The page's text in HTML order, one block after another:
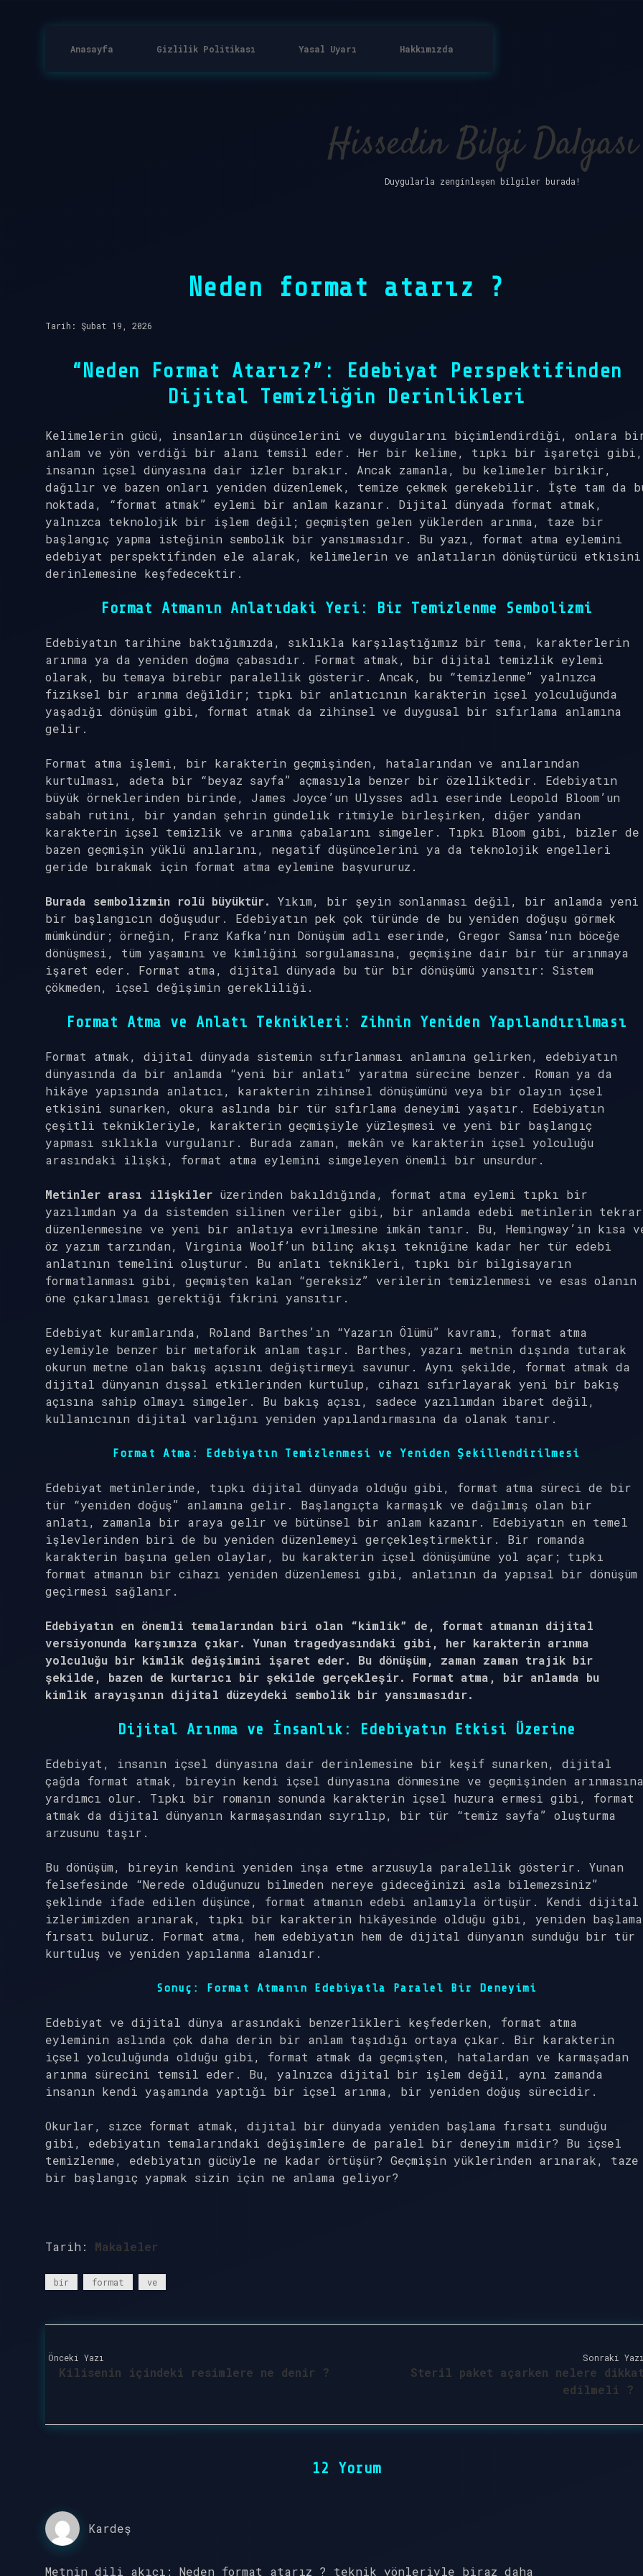
Anasayfa Gizlilik Politikası Yasal Uyarı Hakkımızda
Hissedin Bilgi Dalgası
Duygularla zenginleşen bilgiler burada!
Neden format atarız ?
Tarih: Şubat 19, 2026
“Neden Format Atarız?”: Edebiyat Perspektifinden
Dijital Temizliğin Derinlikleri
Kelimelerin gücü, insanların düşüncelerini ve duygularını biçimlendirdiği, onlara
anlam ve yön verdiği bir alanı temsil eder. Her bir kelime, tıpkı bir işaretçi gibi,
insanın içsel dünyasına dair izler bırakır. Ancak zamanla, bu kelimeler birikir,
dağılır ve bazen onları yeniden düzenlemek, temize çekmek gerekebilir. İşte tam da
noktada, “format atmak” eylemi bir anlam kazanır. Dijital dünyada format atmak,
yalnızca teknolojik bir işlem değil; geçmişten gelen yüklerden arınma, taze bir
başlangıç yapma isteğinin sembolik bir yansımasıdır. Bu yazı, format atma eylemini
edebiyat perspektifinden ele alarak, kelimelerin ve anlatıların dönüştürücü etkisini
derinlemesine keşfedecektir.
Format Atmanın Anlatıdaki Yeri: Bir Temizlenme Sembolizmi
Edebiyatın tarihine baktığımızda, sıklıkla karşılaştığımız bir tema, karakterlerin
arınma ya da yeniden doğma çabasıdır. Format atmak, bir dijital temizlik eylemi
olarak, bu temaya birebir paralellik gösterir. Ancak, bu “temizlenme” yalnızca
fiziksel bir arınma değildir; tıpkı bir anlatıcının karakterin içsel yolculuğunda
yaşadığı dönüşüm gibi, format atmak da zihinsel ve duygusal bir sıfırlama anlamına
gelir.
Format atma işlemi, bir karakterin geçmişinden, hatalarından ve anılarından
kurtulması, adeta bir “beyaz sayfa” açmasıyla benzer bir özelliktedir. Edebiyatın
büyük örneklerinden birinde, James Joyce’un Ulysses adlı eserinde Leopold Bloom’un
sabah rutini, bir yandan şehrin gündelik ritmiyle birleşirken, diğer yandan
karakterin içsel temizlik ve arınma çabalarını simgeler. Tıpkı Bloom gibi, bizler de
bazen geçmişin yüklü anılarını, negatif düşüncelerini ya da teknolojik engelleri
geride bırakmak için format atma eylemine başvururuz.
Burada sembolizmin rolü büyüktür.
Yıkım, bir şeyin sonlanması değil, bir anlamda yeni
bir başlangıcın doğuşudur. Edebiyatın pek çok türünde de bu yeniden doğuşu görmek
mümkündür; örneğin, Franz Kafka’nın Dönüşüm adlı eserinde, Gregor Samsa’nın böceğe
dönüşmesi, tüm yaşamını ve kimliğini sorgulamasına, geçmişine dair bir tür arınmaya
işaret eder. Format atma, dijital dünyada bu tür bir dönüşümü yansıtır: Sistem
çökmeden, içsel değişimin gerekliliği.
Format Atma ve Anlatı Teknikleri: Zihnin Yeniden Yapılandırılması
Format atmak, dijital dünyada sistemin sıfırlanması anlamına gelirken, edebiyatın
dünyasında da bir anlamda “yeni bir anlatı” yaratma sürecine benzer. Roman ya da
hikâye yapısında anlatıcı, karakterin zihinsel dönüşümünü veya bir olayın içsel
etkisini sunarken, okura aslında bir tür sıfırlama deneyimi yaşatır. Edebiyatın
çeşitli teknikleriyle, karakterin geçmişiyle yüzleşmesi ve yeni bir başlangıç
yapması sıklıkla vurgulanır. Burada zaman, mekân ve karakterin içsel yolculuğu
arasındaki ilişki, format atma eylemini simgeleyen önemli bir unsurdur.
Metinler arası ilişkiler üzerinden bakıldığında, format atma eylemi tıpkı bir
yazılımdan ya da sistemden silinen veriler gibi, bir anlamda edebi metinlerin tekrar
düzenlenmesine ve yeni bir anlatıya evrilmesine imkân tanır. Bu, Hemingway’in kısa
öz yazım tarzından, Virginia Woolf’un bilinç akışı tekniğine kadar her tür edebi
anlatının temelini oluşturur. Bu anlatı teknikleri, tıpkı bir bilgisayarın
formatlanması gibi, geçmişten kalan “gereksiz” verilerin temizlenmesi ve esas olanın
öne çıkarılması gerektiği fikrini yansıtır.
Edebiyat kuramlarında, Roland Barthes’ın “Yazarın Ölümü” kavramı, format atma
eylemiyle benzer bir metaforik anlam taşır. Barthes, yazarı metnin dışında tutarak
okurun metne olan bakış açısını değiştirmeyi savunur. Aynı şekilde, format atmak da
dijital dünyanın dışsal etkilerinden kurtulup, cihazı sıfırlayarak yeni bir bakış
açısına sahip olmayı simgeler. Bu bakış açısı, sadece yazılımdan ibaret değil,
kullanıcının dijital varlığını yeniden yapılandırmasına da olanak tanır.
Format Atma: Edebiyatın Temizlenmesi ve Yeniden Şekillendirilmesi
Edebiyat metinlerinde, tıpkı dijital dünyada olduğu gibi, format atma süreci de bir
tür “yeniden doğuş” anlamına gelir. Başlangıçta karmaşık ve dağılmış olan bir
anlatı, zamanla bir araya gelir ve bütünsel bir anlam kazanır. Edebiyatın en temel
işlevlerinden biri de bu yeniden düzenlemeyi gerçekleştirmektir. Bir romanda
karakterin başına gelen olaylar, bu karakterin içsel dönüşümüne yol açar; tıpkı
format atmanın bir cihazı yeniden düzenlemesi gibi, anlatının da yapısal bir dönüşüm
geçirmesi sağlanır.
Edebiyatın en önemli temalarından biri olan “kimlik” de, format atmanın dijital
versiyonunda karşımıza çıkar. Yunan tragedyasındaki gibi, her karakterin arınma
yolculuğu bir kimlik değişimini işaret eder. Bu dönüşüm, zaman zaman trajik bir
şekilde, bazen de kurtarıcı bir şekilde gerçekleşir. Format atma, bir anlamda bu
kimlik arayışının dijital düzeydeki sembolik bir yansımasıdır.
Dijital Arınma ve İnsanlık: Edebiyatın Etkisi Üzerine
Edebiyat, insanın içsel dünyasına dair derinlemesine bir keşif sunarken, dijital
çağda format atmak, bireyin kendi içsel dünyasına dönmesine ve geçmişinden arınmasına
yardımcı olur. Tıpkı bir romanın sonunda karakterin içsel huzura ermesi gibi, format
atmak da dijital dünyanın karmaşasından sıyrılıp, bir tür “temiz sayfa” oluşturma
arzusunu taşır.
Bu dönüşüm, bireyin kendini yeniden inşa etme arzusuyla paralellik gösterir. Yunan
felsefesinde “Nerede olduğunuzu bilmeden nereye gideceğinizi asla bilemezsiniz”
şeklinde ifade edilen düşünce, format atmanın edebi anlamıyla örtüşür. Kendi dijital
izlerimizden arınarak, tıpkı bir karakterin hikâyesinde olduğu gibi, yeniden başlama
fırsatı buluruz. Format atma, hem edebiyatın hem de dijital dünyanın sunduğu bir tür
kurtuluş ve yeniden yapılanma alanıdır.
Sonuç: Format Atmanın Edebiyatla Paralel Bir Deneyimi
Edebiyat ve dijital dünya arasındaki benzerlikleri keşfederken, format atma
eyleminin aslında çok daha derin bir anlam taşıdığı ortaya çıkar. Bir karakterin
içsel yolculuğunda olduğu gibi, format atmak da geçmişten, hatalardan ve karmaşadan
arınma sürecini temsil eder. Bu, yalnızca dijital bir işlem değil, aynı zamanda
insanın kendi yaşamında yaptığı bir içsel arınma, bir yeniden doğuş sürecidir.
Okurlar, sizce format atmak, dijital bir dünyada yeniden başlama fırsatı sunduğu
gibi, edebiyatın temalarındaki değişimlere de paralel bir deneyim midir? Bu içsel
temizlenme, edebiyatın gücüyle ne kadar örtüşür? Geçmişin yüklerinden arınarak, taze
bir başlangıç yapmak sizin için ne anlama geliyor?
Tarih: Makaleler
bir format ve
Önceki Yazı
Kilisenin içindeki resimlere ne denir ?
Sonraki
Steril paket açarken nelere
edilmeli ?
12 Yorum
Kardeş
Metnin dili akıcı; Neden format atarız ? teknik yönleriyle biraz daha